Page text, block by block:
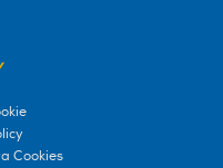
Cookies